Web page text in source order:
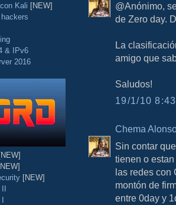
Kali [NEW]
& IPv6
2016
[NEW]
II
I
@Anónimo,
de Zero day.
La
amigo que
Saludos!
19/1/10
Chema
Sin contar
tienen o
las redes con
montón de
entre 0day y